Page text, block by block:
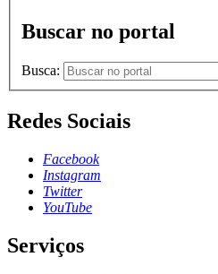
Buscar no portal
Busca:
Redes Sociais
Facebook
Instagram
Twitter
YouTube
Serviços